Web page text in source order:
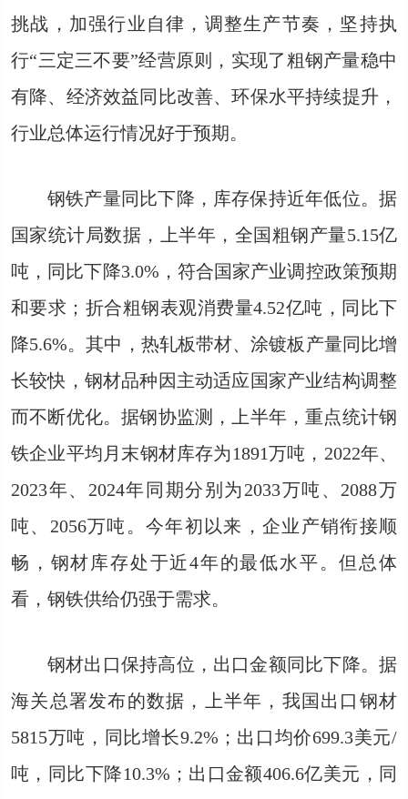
挑战，加强行业自律，调整生产节奏，坚持执
行“三定三不要”经营原则，实现了粗钢产量稳中
有降、经济效益同比改善、环保水平持续提升，
行业总体运行情况好于预期。
钢铁产量同比下降，库存保持近年低位。据
国家统计局数据，上半年，全国粗钢产量5.15亿
吨，同比下降3.0%，符合国家产业调控政策预期
和要求；折合粗钢表观消费量4.52亿吨，同比下
降5.6%。其中，热轧板带材、涂镀板产量同比增
长较快，钢材品种因主动适应国家产业结构调整
而不断优化。据钢协监测，上半年，重点统计钢
铁企业平均月末钢材库存为1891万吨，2022年、
2023年、2024年同期分别为2033万吨、2088万
吨、2056万吨。今年初以来，企业产销衔接顺
畅，钢材库存处于近4年的最低水平。但总体
看，钢铁供给仍强于需求。
钢材出口保持高位，出口金额同比下降。据
海关总署发布的数据，上半年，我国出口钢材
5815万吨，同比增长9.2%；出口均价699.3美元/
吨，同比下降10.3%；出口金额406.6亿美元，同